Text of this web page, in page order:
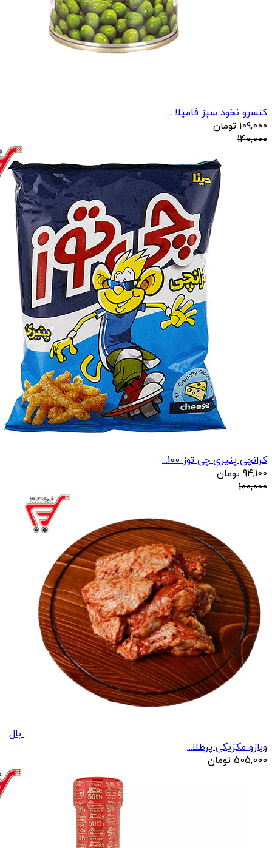
کنسرو نخود سبز فامیلا...
109,000 تومان
140,000
کرانچی پنیری چی توز 100...
94,100 تومان
100,000
بال
وبازو مکزیکی پرطلا...
505,000 تومان